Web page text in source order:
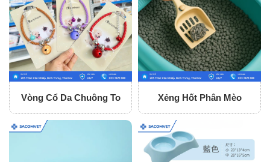
Vòng Cổ Da Chuông To Xẻng Hốt Phân Mèo